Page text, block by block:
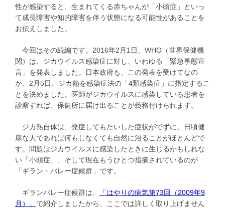
性が感染すると、生まれてくる赤ちゃんが「小頭症」といっ
て成長障害や知的障害を伴う状態になる可能性があることを
お伝えしました。
今回はその続編です。2016年2月1日、WHO（世界保健機
関）は、ジカウイルス感染症に対し、いわゆる「緊急事態宣
言」を発表しました。日本政府も、この発表を受けてなの
か、2月5日、ジカ熱を感染症法の「4類感染症」に指定するこ
とを決めました。医師がジカウイルスに感染している患者を
診察すれば、保健所に届け出ることが義務付けられます。
ジカ熱自体は、発症してもたいした症状がでずに、日頃健
康な人であれば何もしなくても自然に治ることがほとんどで
す。問題はジカウイルスに感染したときに生じるかもしれな
い「小頭症」、そして現在もうひとつ指摘されているのが
「ギラン・バレー症候群」です。
ギランバレー症候群は、
「はやりの病気第73回（2009年9
月）」 で紹介しましたから、ここでは詳しく取り上げません